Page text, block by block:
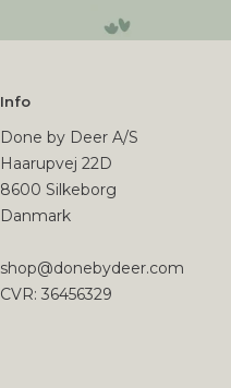
Info
Done by Deer A/S
Haarupvej 22D
8600 Silkeborg
Danmark
shop@donebydeer.com
CVR: 36456329